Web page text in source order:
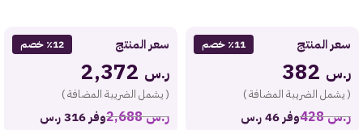
سعر المنتج ٪11 خصم
ر.س
( يشمل الضريبة المضافة )
ر.س428 وفر 46 ر.س
سعر المنتج ٪12 خصم
ر.س
( يشمل الضريبة المضافة )
ر.س2,688 وفر 316 ر.س